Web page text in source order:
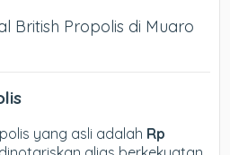
British Propolis di Muaro
yang asli adalah Rp